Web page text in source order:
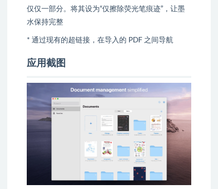
仅仅一部分。将其设为“仅擦除荧光笔痕迹”，让墨
水保持完整
* 通过现有的超链接，在导入的 PDF 之间导航
应用截图